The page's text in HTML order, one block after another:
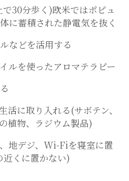
30分歩く)欧米ではポピュ
に蓄積された静電気を抜く
などを活用する
ルを使ったアロマテラピー
活に取り入れる(サボテン、
植物、ラジウム製品)
地デジ、Wi-Fiを寝室に置
くに置かない)